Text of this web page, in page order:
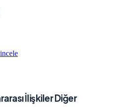
İlişkiler Diğer